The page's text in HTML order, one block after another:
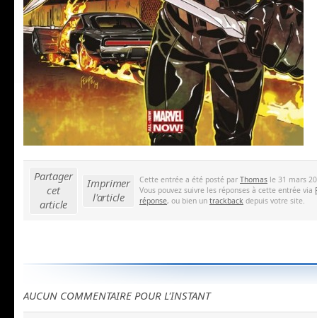
Partager
cet
article
Imprimer
l'article
Cette entrée a été posté par Thomas le 31 mars
Vous pouvez suivre les réponses à cette entrée via
réponse, ou bien un trackback depuis votre site.
AUCUN COMMENTAIRE POUR L'INSTANT